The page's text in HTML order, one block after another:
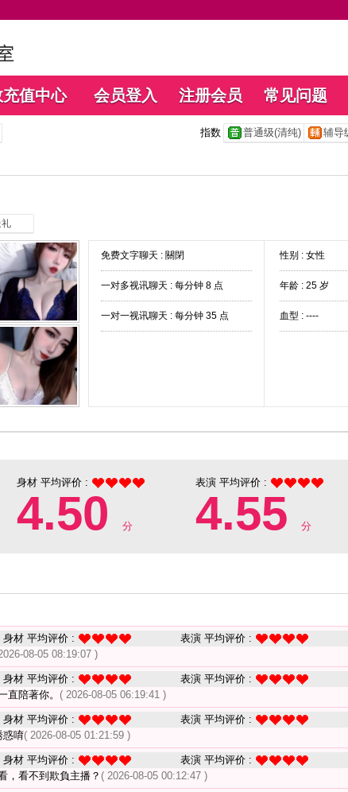
充值中心 会员登入 注册会员 常见问题
指数 普通级(清纯) 辅导
免费文字聊天 : 關閉
一对多视讯聊天 : 每分钟 8 点
一对一视讯聊天 : 每分钟 35 点
性别 : 女性
年龄 : 25 岁
血型 : ----
身材 平均评价 :
4.50 分
表演 平均评价 :
4.55 分
身材 平均评价 : 表演 平均评价 :
08-05 08:19:07 )
身材 平均评价 : 表演 平均评价 :
直陪著你。 ( 2026-08-05 06:19:41 )
身材 平均评价 : 表演 平均评价 :
惑唷( 2026-08-05 01:21:59 )
身材 平均评价 : 表演 平均评价 :
，看不到欺負主播？ ( 2026-08-05 00:12:47 )